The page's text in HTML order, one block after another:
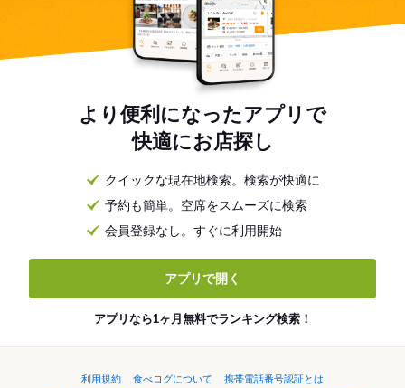
より便利になったアプリで
快適にお店探し
クイックな現在地検索。検索が快適に
予約も簡単。空席をスムーズに検索
会員登録なし。すぐに利用開始
アプリで開く
アプリなら1ヶ月無料でランキング検索！
利用規約 食べログについて
携帯電話番号認証とは